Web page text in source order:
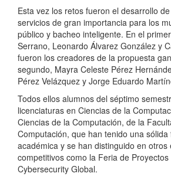
Esta vez los retos fueron el desarrollo
servicios de gran importancia para los
público y bacheo inteligente. En el
Serrano, Leonardo Álvarez González y
fueron los creadores de la propuesta
segundo, Mayra Celeste Pérez
Pérez Velázquez y Jorge Eduardo
Todos ellos alumnos del séptimo
licenciaturas en Ciencias de la
Ciencias de la Computación, de la
Computación, que han tenido una sólida
académica y se han distinguido en otros
competitivos como la Feria de
Cybersecurity Global.